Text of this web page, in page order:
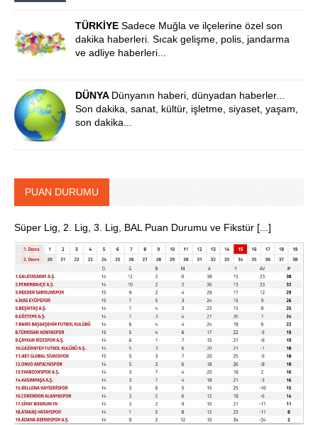
TÜRKİYESadece Muğla ve ilçelerine özel son
dakika haberleri. Sıcak gelişme, polis, jandarma
ve adliye haberleri...
DÜNYA Dünyanın haberi, dünyadan haberler...
Son dakika, sanat, kültür, işletme, siyaset, yaşam,
son dakika...
PUAN DURUMU
Süper Lig, 2. Lig, 3. Lig, BAL Puan Durumu ve Fikstür [...]